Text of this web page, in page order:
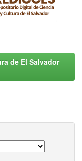
de El Salvador